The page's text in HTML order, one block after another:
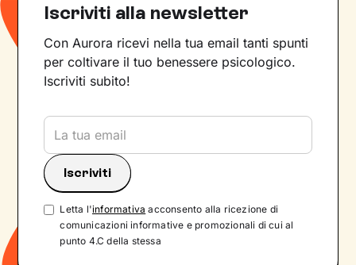
Iscriviti alla newsletter
Con Aurora ricevi nella tua email tanti spunti
per coltivare il tuo benessere psicologico.
Iscriviti subito!
Letta l'informativa acconsento alla ricezione di
comunicazioni informative e promozionali di cui al
punto 4.C della stessa